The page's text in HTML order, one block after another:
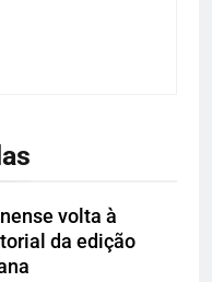
volta à
da edição